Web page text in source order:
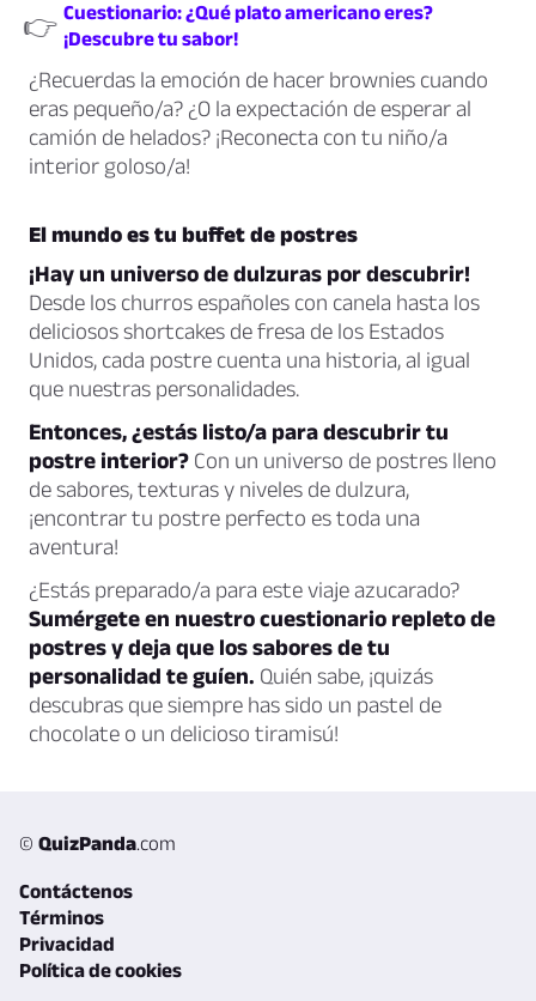
👉 Cuestionario: ¿Qué plato americano eres?
¡Descubre tu sabor!
¿Recuerdas la emoción de hacer brownies cuando
eras pequeño/a? ¿O la expectación de esperar al
camión de helados? ¡Reconecta con tu niño/a
interior goloso/a!
El mundo es tu buffet de postres
¡Hay un universo de dulzuras por descubrir!
Desde los churros españoles con canela hasta los
deliciosos shortcakes de fresa de los Estados
Unidos, cada postre cuenta una historia, al igual
que nuestras personalidades.
Entonces, ¿estás listo/a para descubrir tu
postre interior? Con un universo de postres lleno
de sabores, texturas y niveles de dulzura,
¡encontrar tu postre perfecto es toda una
aventura!
¿Estás preparado/a para este viaje azucarado?
Sumérgete en nuestro cuestionario repleto de
postres y deja que los sabores de tu
personalidad te guíen. Quién sabe, ¡quizás
descubras que siempre has sido un pastel de
chocolate o un delicioso tiramisú!
© QuizPanda.com
Contáctenos
Términos
Privacidad
Política de cookies